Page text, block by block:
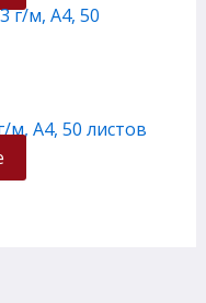
м, А4, 50 листов